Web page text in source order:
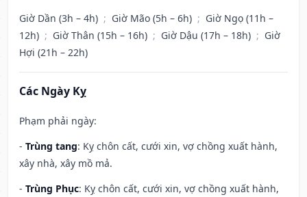
Giờ Dần (3h – 4h) ; Giờ Mão (5h – 6h) ; Giờ Ngọ (11h –
12h) ; Giờ Thân (15h – 16h) ; Giờ Dậu (17h – 18h) ; Giờ
Hợi (21h – 22h)
Các Ngày Kỵ
Phạm phải ngày:
- Trùng tang: Kỵ chôn cất, cưới xin, vợ chồng xuất hành,
xây nhà, xây mồ mả.
- Trùng Phục: Kỵ chôn cất, cưới xin, vợ chồng xuất hành,